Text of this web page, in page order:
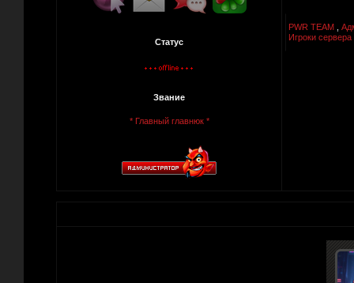
PWR TEAM
Игроки
Статус
Звание
* Главный главнюк *